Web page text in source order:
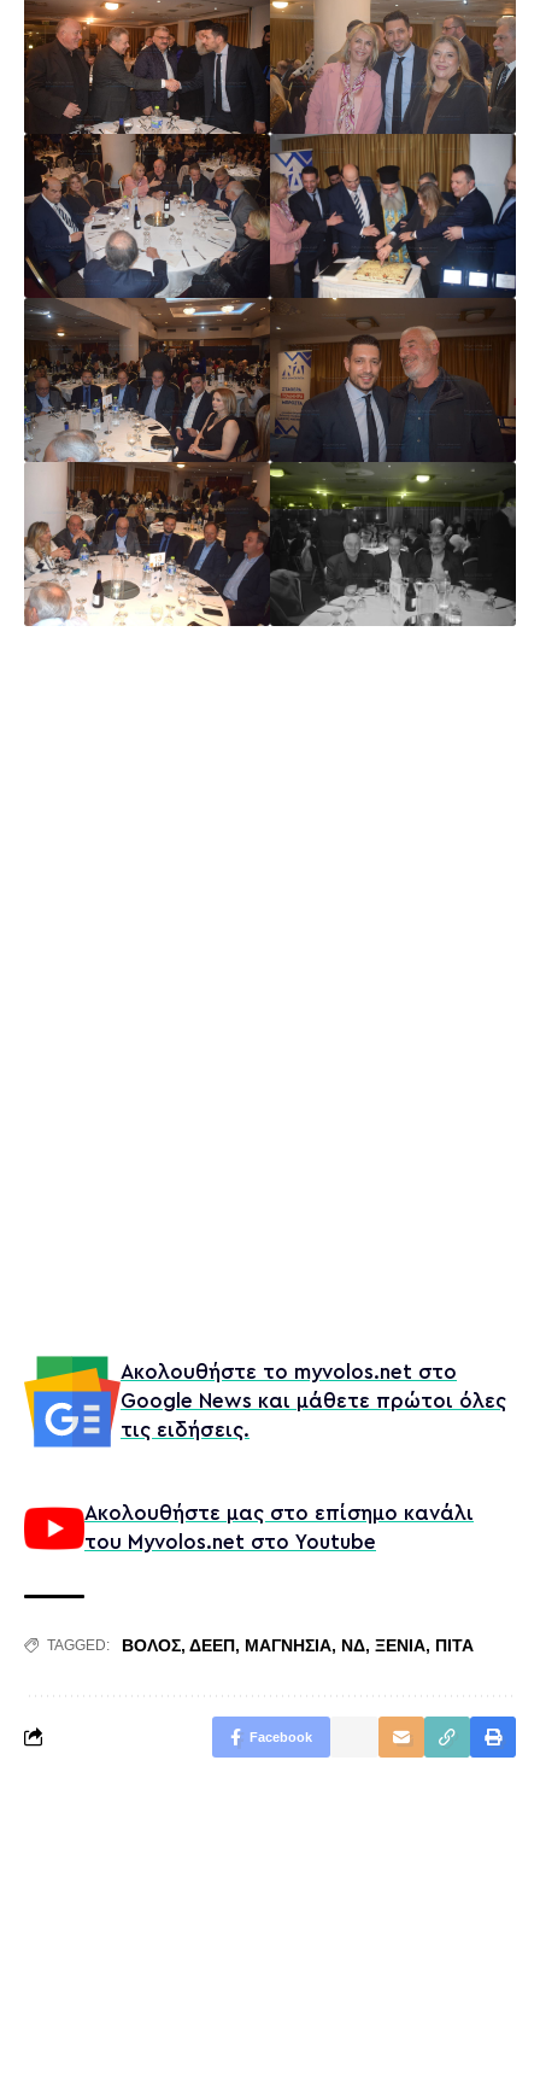
Ακολουθήστε το myvolos.net στο
Google News και μάθετε πρώτοι όλες
τις ειδήσεις.
Ακολουθήστε μας στο επίσημο κανάλι
του Myvolos.net στο Youtube
TAGGED: ΒΟΛΟΣ, ΔΕΕΠ, ΜΑΓΝΗΣΙΑ, ΝΔ, ΞΕΝΙΑ, ΠΙΤΑ
Facebook